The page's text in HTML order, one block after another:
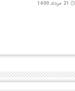
21 مرداد 1400